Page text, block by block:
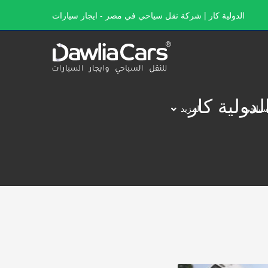
الدولية كار | شركة نقل سياحي في مصر - ايجار سيارات
المزيد